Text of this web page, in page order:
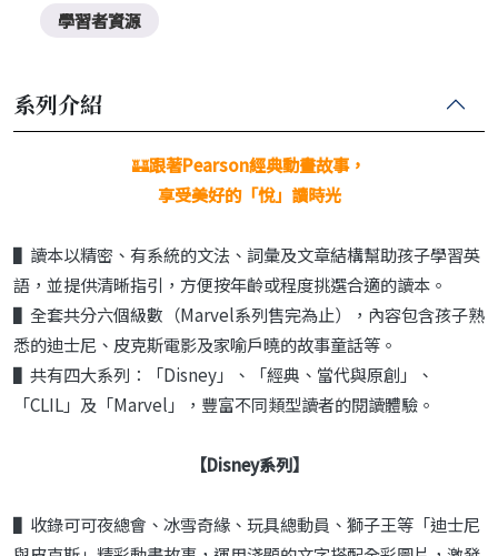
學習者資源
系列介紹
🏰跟著Pearson經典動畫故事，
享受美好的「悅」讀時光
▌讀本以精密、有系統的文法、詞彙及文章結構幫助孩子學習英
語，並提供清晰指引，方便按年齡或程度挑選合適的讀本。
▌全套共分六個級數（Marvel系列售完為止），內容包含孩子熟
悉的迪士尼、皮克斯電影及家喻戶曉的故事童話等。
▌共有四大系列：「Disney」、「經典、當代與原創」、
「CLIL」及「Marvel」，豐富不同類型讀者的閱讀體驗。
【Disney系列】
▌收錄可可夜總會、冰雪奇緣、玩具總動員、獅子王等「迪士尼